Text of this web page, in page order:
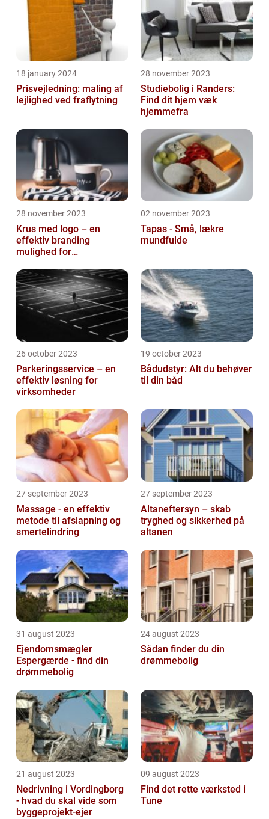
18 january 2024
Prisvejledning: maling af
lejlighed ved fraflytning
28 november 2023
Studiebolig i Randers:
Find dit hjem væk
hjemmefra
28 november 2023
Krus med logo – en
effektiv branding
mulighed for
02 november 2023
Tapas - Små, lækre
mundfulde
26 october 2023
Parkeringsservice – en
effektiv løsning for
virksomheder
19 october 2023
Bådudstyr: Alt du behøver
til din båd
27 september 2023
Massage - en effektiv
metode til afslapning og
smertelindring
27 september 2023
Altaneftersyn – skab
tryghed og sikkerhed på
altanen
31 august 2023
Ejendomsmægler
Espergærde - find din
drømmebolig
24 august 2023
Sådan finder du din
drømmebolig
21 august 2023
Nedrivning i Vordingborg
- hvad du skal vide som
byggeprojekt-ejer
09 august 2023
Find det rette værksted i
Tune